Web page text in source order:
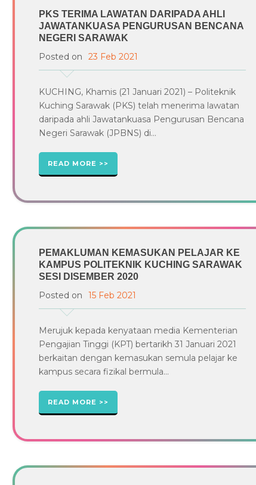
PKS TERIMA LAWATAN DARIPADA AHLI
JAWATANKUASA PENGURUSAN BENCANA
NEGERI SARAWAK
Posted on 23 Feb 2021
KUCHING, Khamis (21 Januari 2021) – Politeknik
Kuching Sarawak (PKS) telah menerima lawatan
daripada ahli Jawatankuasa Pengurusan Bencana
Negeri Sarawak (JPBNS) di...
READ MORE
PEMAKLUMAN KEMASUKAN PELAJAR KE
KAMPUS POLITEKNIK KUCHING SARAWAK
SESI DISEMBER 2020
Posted on 15 Feb 2021
Merujuk kepada kenyataan media Kementerian
Pengajian Tinggi (KPT) bertarikh 31 Januari 2021
berkaitan dengan kemasukan semula pelajar ke
kampus secara fizikal bermula...
READ MORE